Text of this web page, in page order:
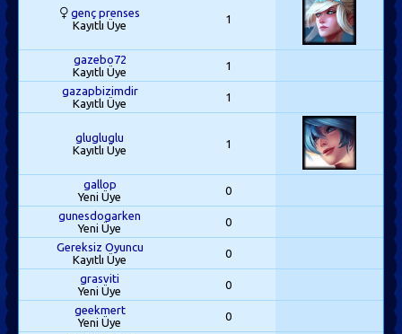
genç prenses
Kayıtlı Üye
1
gazebo72
Kayıtlı Üye
1
gazapbizimdir
Kayıtlı Üye
1
glugluglu
Kayıtlı Üye
1
gallop
Yeni Üye
0
gunesdogarken
Yeni Üye
0
Gereksiz Oyuncu
Kayıtlı Üye
0
grasviti
Yeni Üye
0
geekmert
Yeni Üye
0